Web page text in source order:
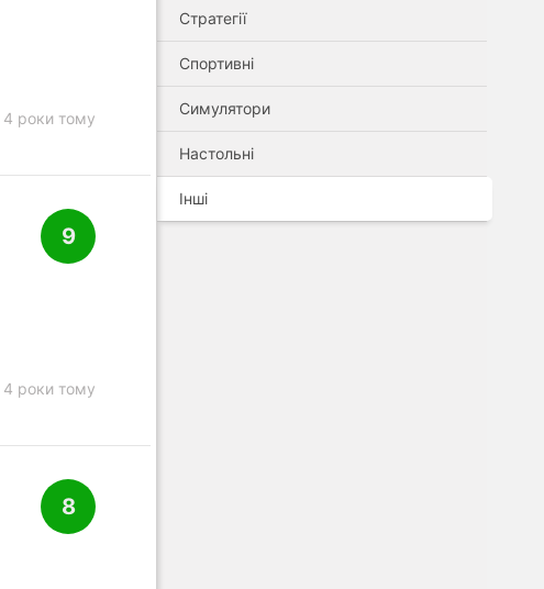
4 роки тому
9
4 роки тому
8
Стратегії
Спортивні
Симулятори
Настольні
Інші